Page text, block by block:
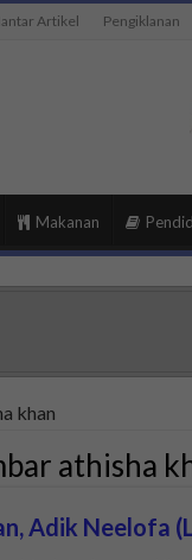
Artikel Pengiklanan
Makanan
khan
athisha
Adik Neelofa